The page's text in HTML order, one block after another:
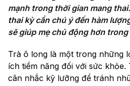
mạnh trong thời gian mang
thai kỳ cần chú ý đến hàm
sẽ giúp mẹ chủ động hơn
Trà ô long là một trong những
ích tiềm năng đối với sức
cân nhắc kỹ lưỡng để tránh